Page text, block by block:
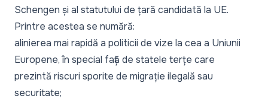
Schengen și al statutului de țară candidată la UE.
Printre acestea se numără:
alinierea mai rapidă a politicii de vize la cea a Uniunii
Europene, în special față de statele terțe care
prezintă riscuri sporite de migrație ilegală sau
securitate;